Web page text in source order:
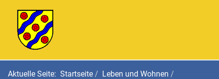
Aktuelle Seite: Startseite Leben und Wohnen